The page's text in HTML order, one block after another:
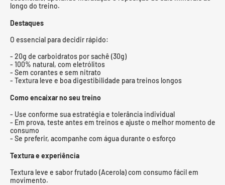
longo do treino.
Destaques
O essencial para decidir rápido:
- 20g de carboidratos por sachê (30g)
- 100% natural, com eletrólitos
- Sem corantes e sem nitrato
- Textura leve e boa digestibilidade para treinos longos
Como encaixar no seu treino
- Use conforme sua estratégia e tolerância individual
- Em prova, teste antes em treinos e ajuste o melhor momento de
consumo
- Se preferir, acompanhe com água durante o esforço
Textura e experiência
Textura leve e sabor frutado (Acerola) com consumo fácil em
movimento.